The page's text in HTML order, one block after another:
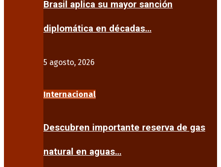
Brasil aplica su mayor sanción
diplomática en décadas…
5 agosto, 2026
Internacional
Descubren importante reserva de gas
natural en aguas…